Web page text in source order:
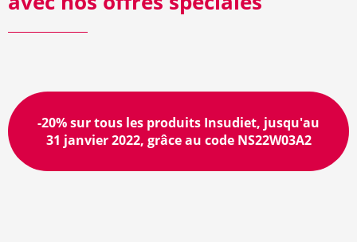
-20% sur tous les produits Insudiet, jusqu'au
31 janvier 2022, grâce au code NS22W03A2